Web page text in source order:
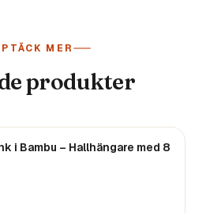
MER
produkter
i Bambu – Hallhängare med 8